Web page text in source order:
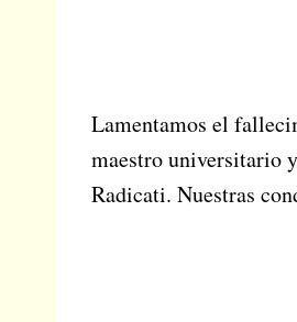
Lamentamos el
maestro universitario
Radicati. Nuestras